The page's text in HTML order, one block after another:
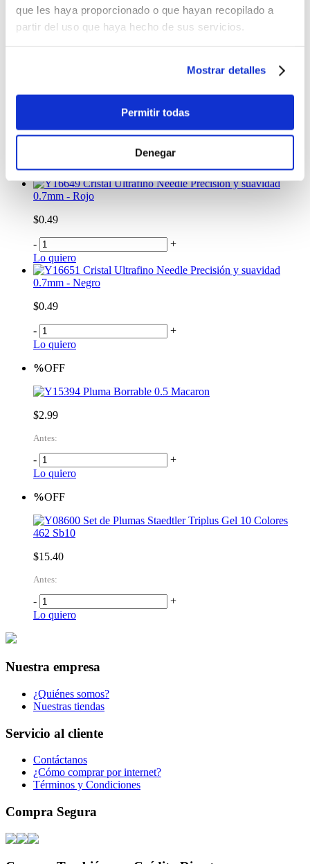
que les haya proporcionado o que hayan recopilado a
partir del uso que haya hecho de sus servicios.
Mostrar detalles
Permitir todas
Denegar
+
Lo quiero
Bolígrafo Harry Potter: Patronus Projector Pen
Lo quiero
Pluma Borrable Shark
$2.75
+
Lo quiero
Cristal Ultrafino Needle Precisión y suavidad
0.7mm - Rojo
$0.49
-
+
Lo quiero
Cristal Ultrafino Needle Precisión y suavidad
0.7mm - Negro
$0.49
-
+
Lo quiero
%OFF
Pluma Borrable 0.5 Macaron
$2.99
Antes:
-
+
Lo quiero
%OFF
Set de Plumas Staedtler Triplus Gel 10 Colores
462 Sb10
$15.40
Antes:
-
+
Lo quiero
Nuestra empresa
¿Quiénes somos?
Nuestras tiendas
Servicio al cliente
Contáctanos
¿Cómo comprar por internet?
Términos y Condiciones
Compra Segura